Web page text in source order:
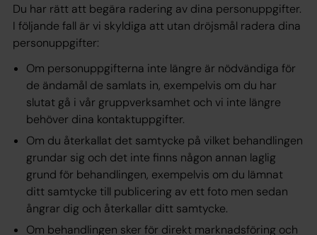
Du har rätt att begära radering av dina personuppgifter.
I följande fall är vi skyldiga att utan dröjsmål radera dina
personuppgifter:
Om personuppgifterna inte längre är nödvändiga för
de ändamål de samlats in, exempelvis om du har
slutat gå i vår gruppverksamhet och vi inte längre
behöver dina kontaktuppgifter.
Om du återkallat det samtycke på vilket behandlingen
grundar sig och det inte finns någon annan laglig
grund för behandlingen, exempelvis om du lämnat
ditt samtycke till publicering av ett foto men sedan
ångrar dig och återkallar ditt samtycke.
Om behandlingen sker för direkt marknadsföring och